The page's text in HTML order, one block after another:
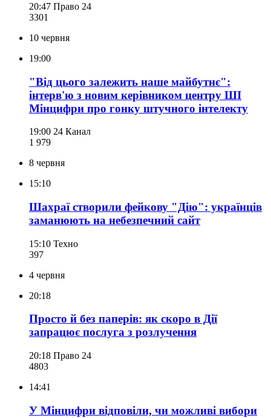
20:47 Право 24
3301
10 червня
19:00
"Від цього залежить наше майбутнє":
інтерв'ю з новим керівником центру ШІ
Мінцифри про гонку штучного інтелекту
19:00 24 Канал
1 979
8 червня
15:10
Шахраї створили фейкову "Дію": українців
заманюють на небезпечний сайт
15:10 Техно
397
4 червня
20:18
Просто й без паперів: як скоро в Дії
запрацює послуга з розлучення
20:18 Право 24
4803
14:41
У Мінцифри відповіли, чи можливі вибори